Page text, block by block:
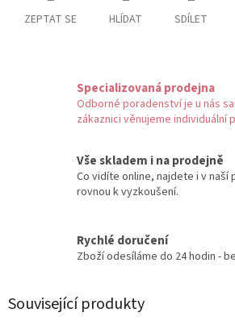
ZEPTAT SE HLÍDAT SDÍLET
Specializovaná prodejna
Odborné poradenství je u nás
zákaznici věnujeme individuální
Vše skladem i na prodejně
Co vidíte online, najdete i v naší
rovnou k vyzkoušení.
Rychlé doručení
Zboží odesíláme do 24 hodin -
Související produkty